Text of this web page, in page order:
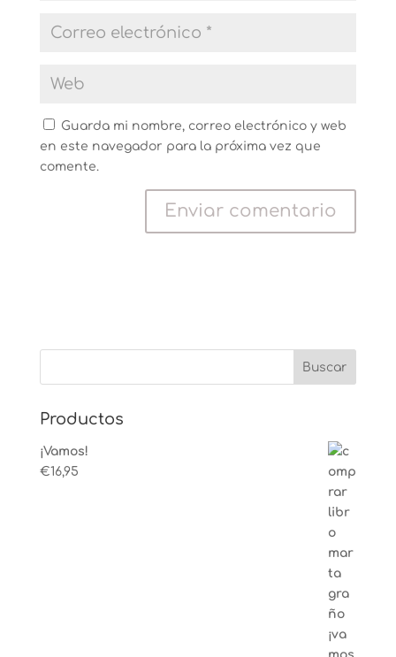
Guarda mi nombre, correo electrónico y web
en este navegador para la próxima vez que
comente.
Productos
¡Vamos!
€16,95